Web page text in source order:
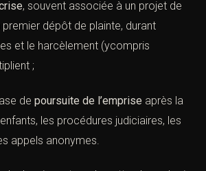
, où les humiliations
le contrôle des déplacements
renforce, l’isolement socials’accroît
crise, souvent associée à un projet de
dépôt de plainte, durant